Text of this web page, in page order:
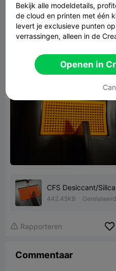
Giving this one a
boost. 👍
CFS Desiccant/
442.45KB
 Rapporteren
Commentaar
Bekijk alle modeldetails,
de cloud en printen met één
levert je exclusieve punten
verrassingen, alleen in de
Openen in